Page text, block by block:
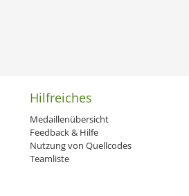
Hilfreiches
Medaillenübersicht
Feedback & Hilfe
Nutzung von Quellcodes
Teamliste